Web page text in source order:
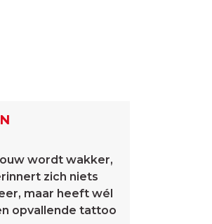
wordt wakker,
zich niets
maar heeft wél
opvallende tattoo